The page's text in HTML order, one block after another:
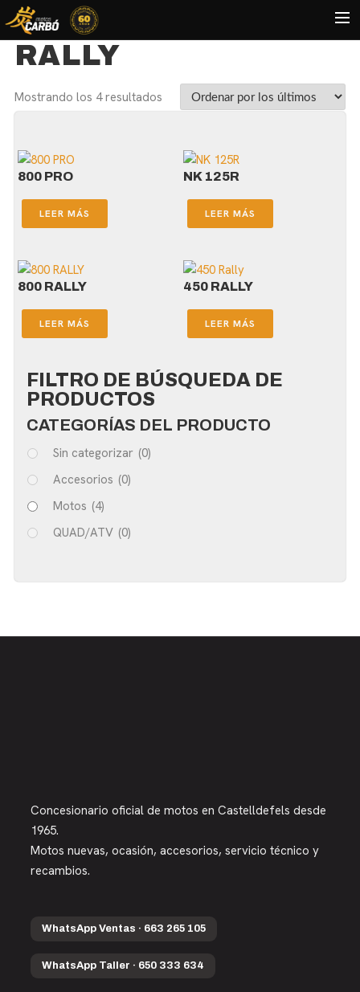
HOME
MOTOS USADAS
BLOG
Search
RALLY
Mostrando los 4 resultados
800 PRO
LEER MÁS
NK 125R
LEER MÁS
800 RALLY
LEER MÁS
450 RALLY
LEER MÁS
FILTRO DE BÚSQUEDA DE
PRODUCTOS
CATEGORÍAS DEL PRODUCTO
Sin categorizar (0)
Accesorios (0)
Motos (4)
QUAD/ATV (0)
Concesionario oficial de motos en Castelldefels desde
1965.
Motos nuevas, ocasión, accesorios, servicio técnico y
recambios.
WhatsApp Ventas · 663 265 105
WhatsApp Taller · 650 333 634